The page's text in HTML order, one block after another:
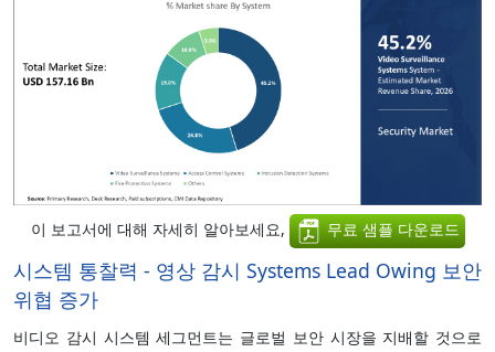
이 보고서에 대해 자세히 알아보세요, 무료 샘플 다운로드
시스템 통찰력 - 영상 감시 Systems Lead Owing 보안
위협 증가
비디오 감시 시스템 세그먼트는 글로벌 보안 시장을 지배할 것으로